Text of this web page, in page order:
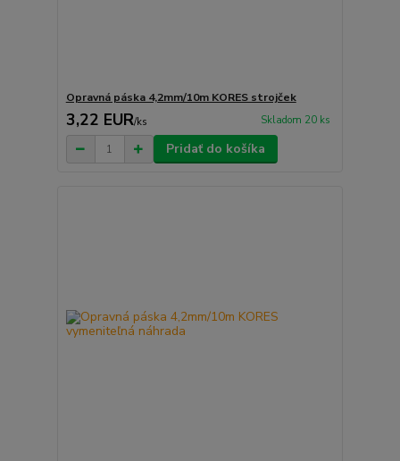
Opravná páska 4,2mm/10m KORES strojček
3,22 EUR/ks Skladom 20 ks
Pridať do košíka